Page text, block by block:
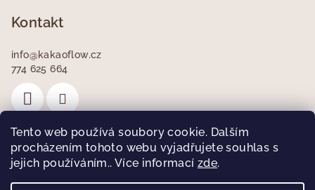
Tento web používá soubory cookie. Dalším
procházením tohoto webu vyjadřujete souhlas s
jejich používáním.. Více informací zde.
Kontakt
info@kakaoflow.cz
774 625 664
Facebook